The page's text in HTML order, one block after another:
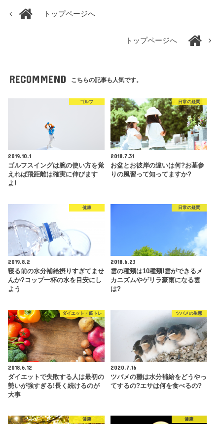
トップページへ
トップページへ
RECOMMEND こちらの記事も人気です。
ゴルフ
2019.10.1
ゴルフスイングは腕の使い方を覚
えれば飛距離は確実に伸びます
よ!
日常の疑問
2018.7.31
お盆とお彼岸の違いは何?お墓参
りの風習って知ってますか?
健康
2019.8.2
寝る前の水分補給摂りすぎてませ
んか?コップ一杯の水を目安にし
よう
日常の疑問
2018.6.23
雲の種類は10種類!雲ができるメ
カニズムやゲリラ豪雨になる雲
は?
ダイエット・筋トレ
2018.6.12
ダイエットで失敗する人は最初の
勢いが強すぎる!長く続けるのが
大事
ツバメの生態
2020.7.16
ツバメの雛は水分補給をどうやっ
てするの?エサは何を食べるの?
健康 健康